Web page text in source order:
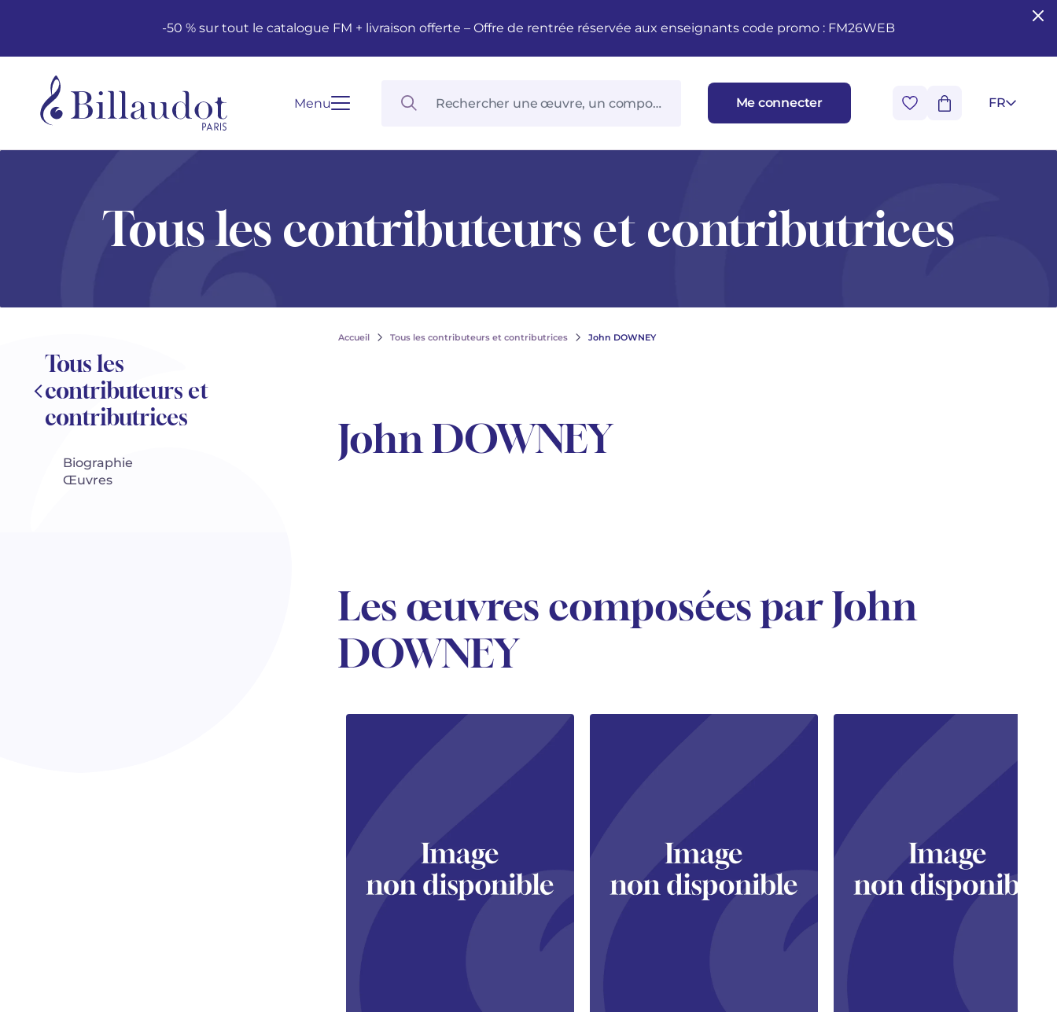
-50 % sur tout le catalogue FM + livraison offerte – Offre de rentrée réservée aux enseignants code promo : FM26WEB
Menu Me connecter FR
Tous les contributeurs et contributrices
Tous les
contributeurs et
contributrices
Biographie
Œuvres
Accueil Tous les contributeurs et contributrices John DOWNEY
John DOWNEY
Les œuvres composées par John
DOWNEY